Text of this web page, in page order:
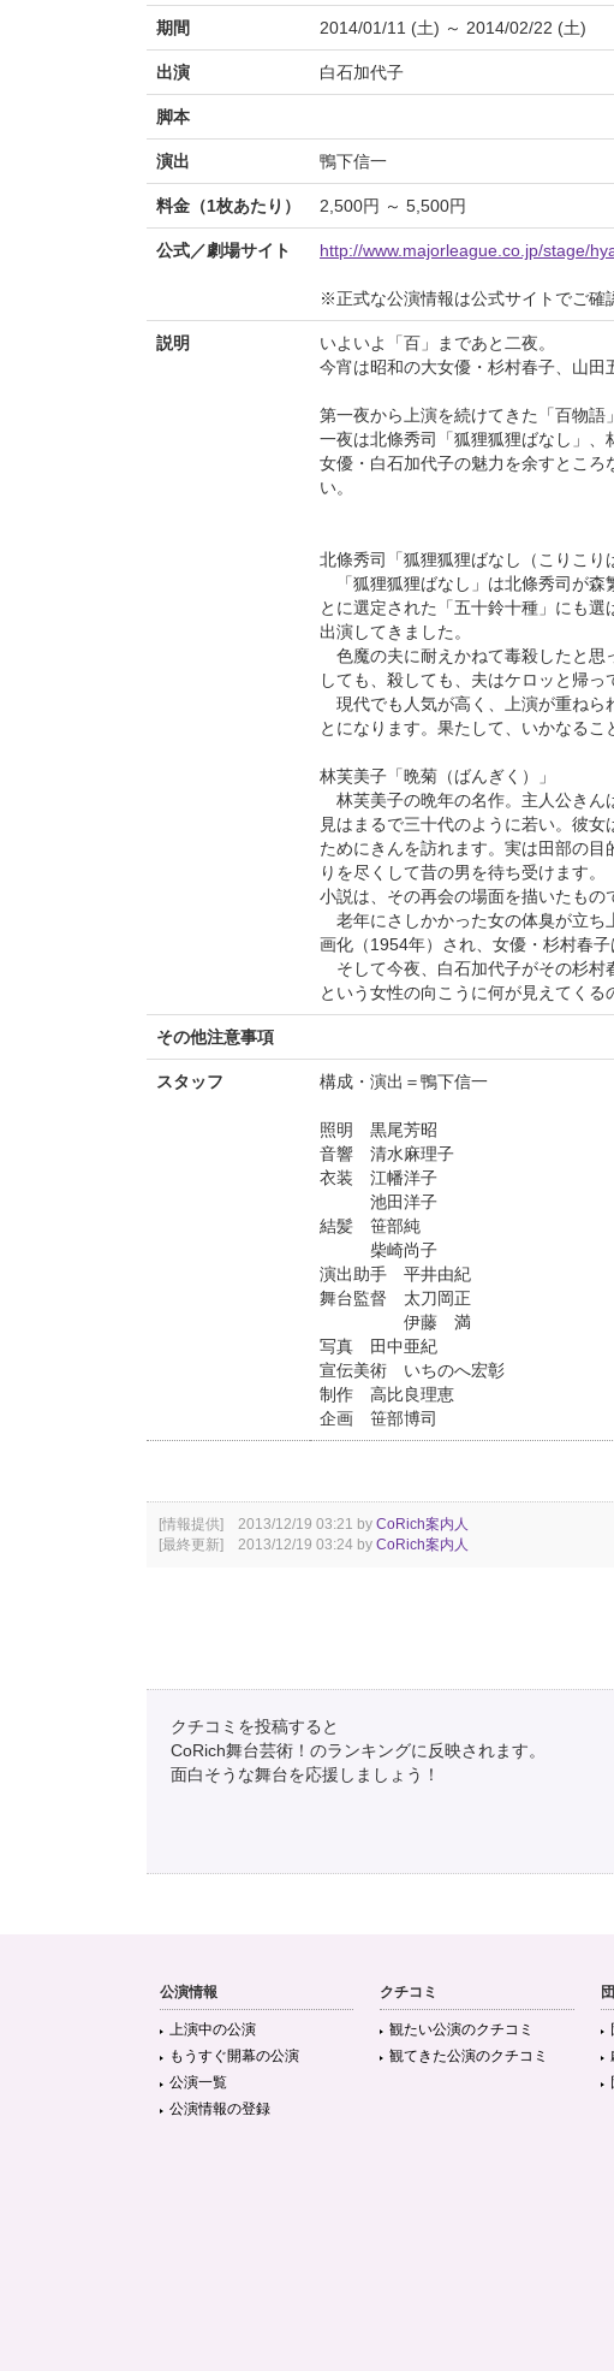
期間 2014/01/11 (土) ～ 2014/02/22 (土)
出演 白石加代子
脚本
演出 鴨下信一
料金（1枚あたり） 2,500円 ～ 5,500円
公式／劇場サイト http://www.majorleague.co.jp/stage/
※正式な公演情報は公式サイトでご確
説明
いよいよ「百」まであと二夜。
今宵は昭和の大女優・杉村春子、山田
第一夜から上演を続けてきた「百物
一夜は北條秀司「狐狸狐狸ばなし」、
女優・白石加代子の魅力を余すところ
い。
北條秀司「狐狸狐狸ばなし（こりこり
「狐狸狐狸ばなし」は北條秀司が森
とに選定された「五十鈴十種」にも
出演してきました。
色魔の夫に耐えかねて毒殺したと思
しても、殺しても、夫はケロッと帰っ
現代でも人気が高く、上演が重ねら
とになります。果たして、いかなるこ
林芙美子「晩菊（ばんぎく）」
林芙美子の晩年の名作。主人公きん
見はまるで三十代のように若い。彼
ためにきんを訪れます。実は田部の
りを尽くして昔の男を待ち受けます。
小説は、その再会の場面を描いたもの
老年にさしかかった女の体臭が立ち
画化（1954年）され、女優・杉村春
そして今夜、白石加代子がその杉村
という女性の向こうに何が見えてくる
その他注意事項
スタッフ 構成・演出＝鴨下信一
照明 黒尾芳昭
音響 清水麻理子
衣装 江幡洋子
池田洋子
結髪 笹部純
柴崎尚子
演出助手 平井由紀
舞台監督 太刀岡正
伊藤 満
写真 田中亜紀
宣伝美術 いちのへ宏彰
制作 高比良理恵
企画 笹部博司
[情報提供] 2013/12/19 03:21 by CoRich案内人
[最終更新] 2013/12/19 03:24 by CoRich案内人
クチコミを投稿すると
CoRich舞台芸術！のランキングに反映されます。
面白そうな舞台を応援しましょう！
公演情報
上演中の公演
もうすぐ開幕の公演
公演一覧
公演情報の登録
クチコミ
観たい公演のクチコミ
観てきた公演のクチコミ